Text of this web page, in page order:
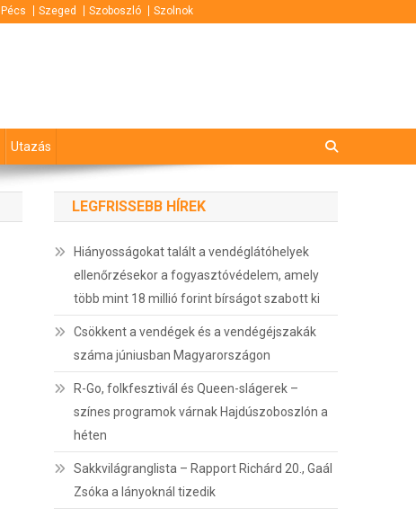
Pécs Szeged Szoboszló Szolnok
Utazás
LEGFRISSEBB HÍREK
Hiányosságokat talált a vendéglátóhelyek
ellenőrzésekor a fogyasztóvédelem, amely
több mint 18 millió forint bírságot szabott ki
Csökkent a vendégek és a vendégéjszakák
száma júniusban Magyarországon
R-Go, folkfesztivál és Queen-slágerek –
színes programok várnak Hajdúszoboszlón a
héten
Sakkvilágranglista – Rapport Richárd 20., Gaál
Zsóka a lányoknál tizedik